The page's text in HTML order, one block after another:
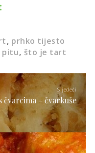
prhko tijesto
pitu što je tart
Sljedeći
čvarcima – čvarkuše